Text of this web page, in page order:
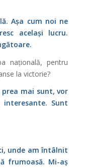
Așa cum noi ne
același lucru.
națională, pentru
la victorie?
prea mai sunt, vor
Sunt
unde am întâlnit
frumoasă. Mi-aș